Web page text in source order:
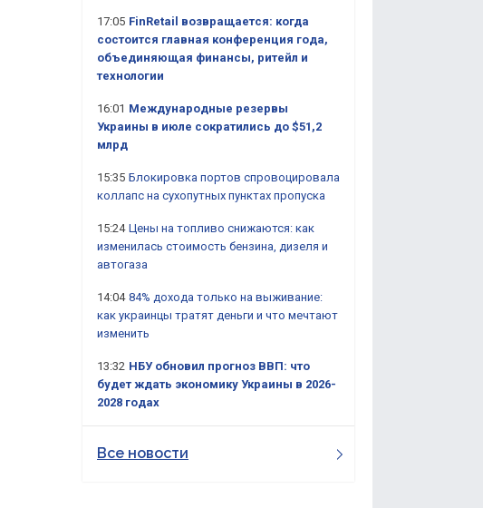
17:05 FinRetail возвращается: когда
состоится главная конференция года,
объединяющая финансы, ритейл и
технологии
16:01 Международные резервы
Украины в июле сократились до $51,2
млрд
15:35 Блокировка портов спровоцировала
коллапс на сухопутных пунктах пропуска
15:24 Цены на топливо снижаются: как
изменилась стоимость бензина, дизеля и
автогаза
14:04 84% дохода только на выживание:
как украинцы тратят деньги и что мечтают
изменить
13:32 НБУ обновил прогноз ВВП: что
будет ждать экономику Украины в 2026-
2028 годах
Все новости